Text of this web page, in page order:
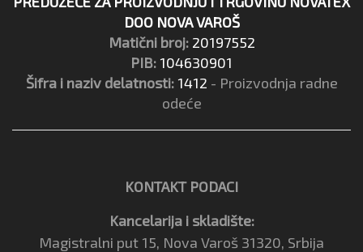
DOO NOVA VAROŠ
Matični broj: 20197552
PIB: 104630901
Šifra i naziv delatnosti: 1412 - Proizvodnja radne
odeće
KONTAKT PODACI
Kancelarija i skladište:
Magistralni put 15, Nova Varoš 31320, Srbija